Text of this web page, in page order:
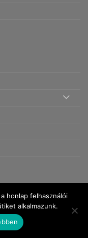
tájékoztató
honlap felhasználói
alkalmazunk.